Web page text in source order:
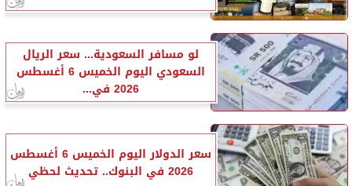
لو مسافر السعودية... سعر الريال
السعودي اليوم الخميس 6 أغسطس
2026 في...
سعر الدولار اليوم الخميس 6 أغسطس
2026 في البنوك.. تحديث لحظي